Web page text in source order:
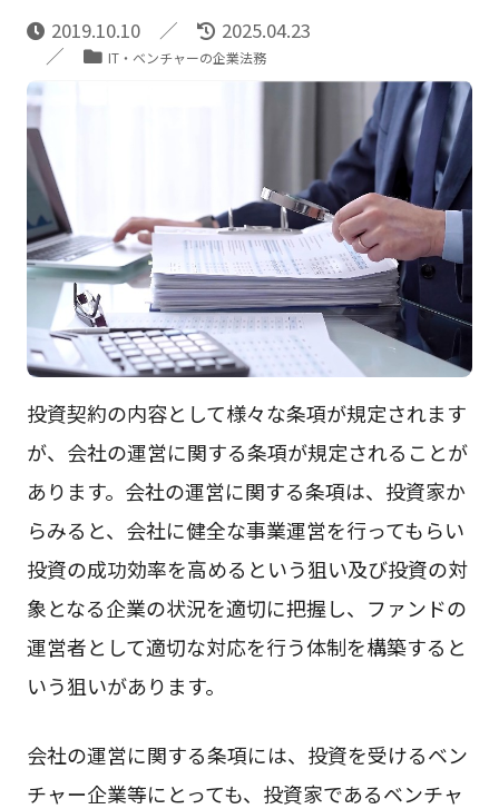
2019.10.10 2025.04.23
IT・ベンチャーの企業法務
投資契約の内容として様々な条項が規定されます
が、会社の運営に関する条項が規定されることが
あります。会社の運営に関する条項は、投資家か
らみると、会社に健全な事業運営を行ってもらい
投資の成功効率を高めるという狙い及び投資の対
象となる企業の状況を適切に把握し、ファンドの
運営者として適切な対応を行う体制を構築すると
いう狙いがあります。
会社の運営に関する条項には、投資を受けるベン
チャー企業等にとっても、投資家であるベンチャ